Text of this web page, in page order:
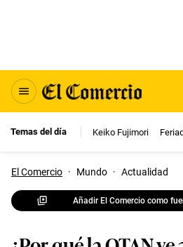
Temas del día Keiko Fujimori
El Comercio · Mundo · Actualidad
Añadir El Comercio como